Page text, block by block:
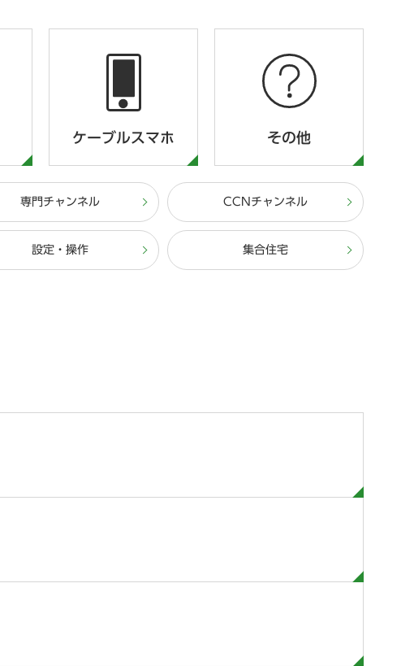
ケーブルスマホ その他
専門チャンネル CCNチャンネル
設定・操作 集合住宅